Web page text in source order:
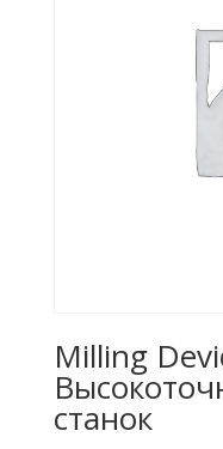
Milling
станок